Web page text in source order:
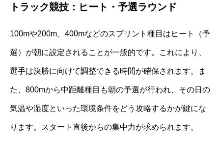
トラック競技：ヒート・予選ラウンド
100mや200m、400mなどのスプリント種目はヒート（予
選）が朝に設定されることが一般的です。これにより、
選手は決勝に向けて調整できる時間が確保されます。ま
た、800mから中距離種目も朝の予選が行われ、その日の
気温や湿度といった環境条件をどう攻略するかが鍵にな
ります。スタート直後からの集中力が求められます。